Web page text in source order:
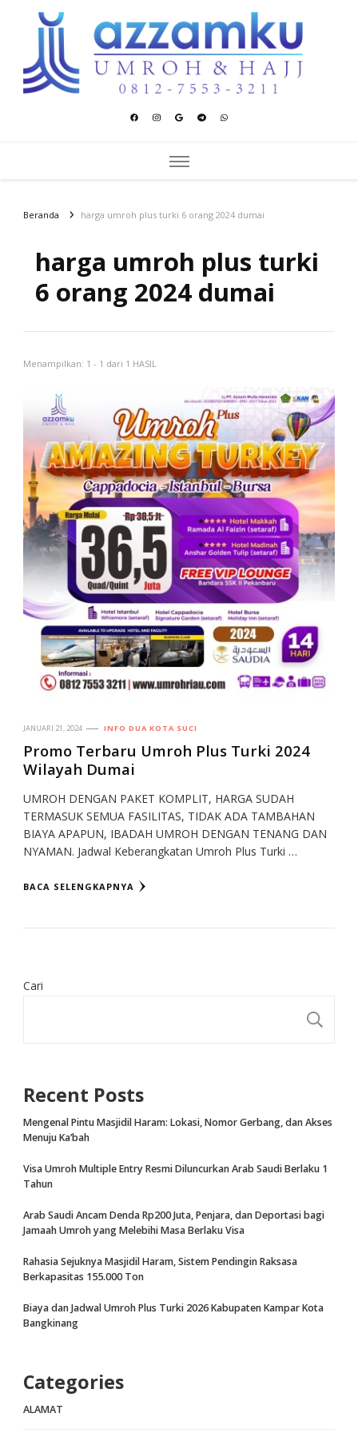
Azzamku Umroh dan Hajj
Beranda harga umroh plus turki 6 orang 2024 dumai
harga umroh plus turki
6 orang 2024 dumai
Menampilkan: 1 - 1 dari 1 HASIL
JANUARI 21, 2024 INFO DUA KOTA SUCI
Promo Terbaru Umroh Plus Turki 2024
Wilayah Dumai
UMROH DENGAN PAKET KOMPLIT, HARGA SUDAH
TERMASUK SEMUA FASILITAS, TIDAK ADA TAMBAHAN
BIAYA APAPUN, IBADAH UMROH DENGAN TENANG DAN
NYAMAN. Jadwal Keberangkatan Umroh Plus Turki …
BACA SELENGKAPNYA
Cari
Recent Posts
Mengenal Pintu Masjidil Haram: Lokasi, Nomor Gerbang, dan Akses
Menuju Ka’bah
Visa Umroh Multiple Entry Resmi Diluncurkan Arab Saudi Berlaku 1
Tahun
Arab Saudi Ancam Denda Rp200 Juta, Penjara, dan Deportasi bagi
Jamaah Umroh yang Melebihi Masa Berlaku Visa
Rahasia Sejuknya Masjidil Haram, Sistem Pendingin Raksasa
Berkapasitas 155.000 Ton
Biaya dan Jadwal Umroh Plus Turki 2026 Kabupaten Kampar Kota
Bangkinang
Categories
ALAMAT